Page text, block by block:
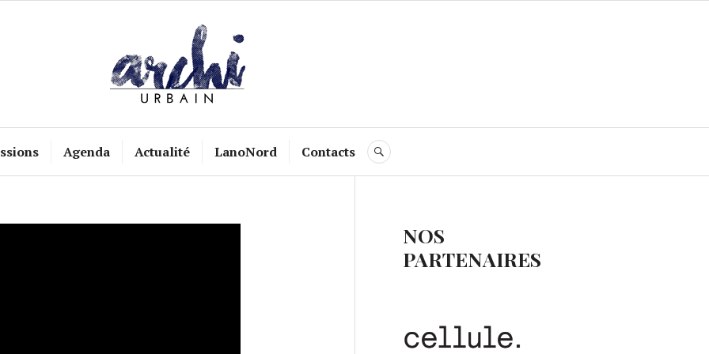
Agenda Actualité LanoNord Contacts RECHERCHE
NOS
PARTENAIRES